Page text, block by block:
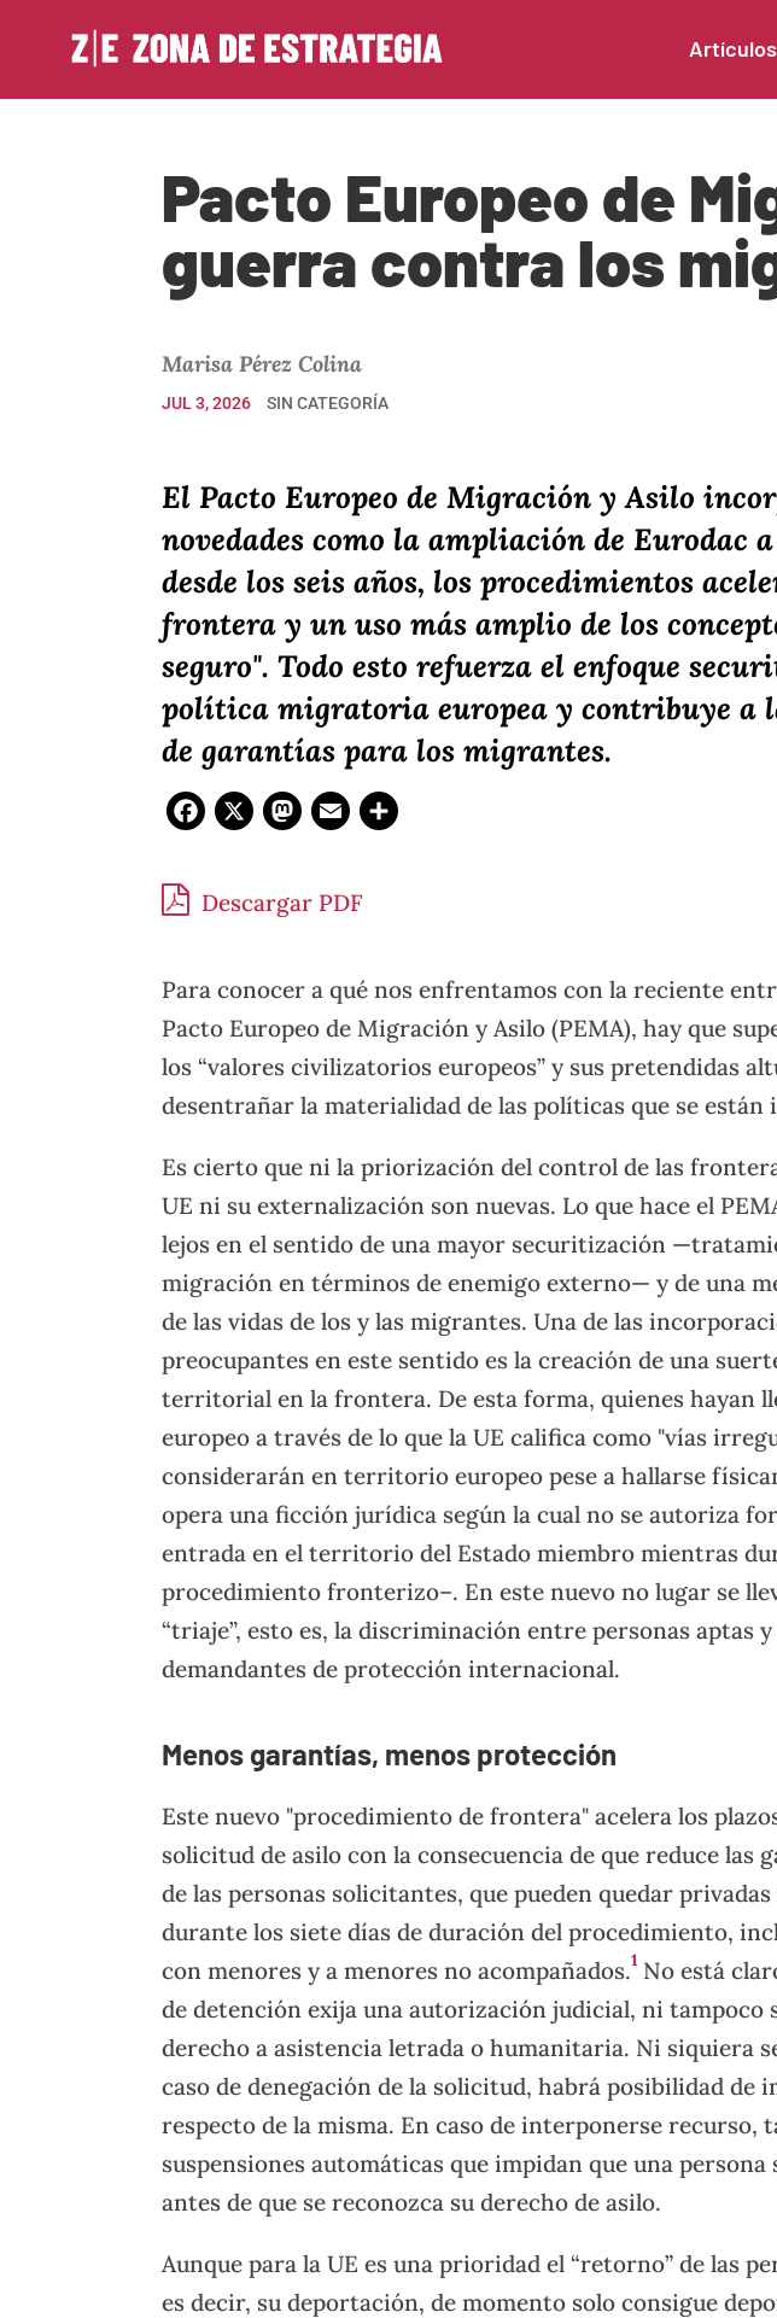
Artículos
Pacto Europeo de
guerra contra los
Marisa Pérez Colina
JUL 3, 2026 SIN CATEGORÍA
El Pacto Europeo de Migración y Asilo
novedades como la ampliación de Eurodac
desde los seis años, los procedimientos
frontera y un uso más amplio de los
seguro". Todo esto refuerza el enfoque
política migratoria europea y contribuye a
de garantías para los migrantes.
Facebook
X Mastodon
Email
Descargar PDF
Para conocer a qué nos enfrentamos con la reciente
Pacto Europeo de Migración y Asilo (PEMA), hay que
los “valores civilizatorios europeos” y sus pretendidas
desentrañar la materialidad de las políticas que se están
Es cierto que ni la priorización del control de las
UE ni su externalización son nuevas. Lo que hace el
lejos en el sentido de una mayor securitización
migración en términos de enemigo externo— y de una
de las vidas de los y las migrantes. Una de las
preocupantes en este sentido es la creación de una
territorial en la frontera. De esta forma, quienes hayan
europeo a través de lo que la UE califica como "vías
considerarán en territorio europeo pese a hallarse
opera una ficción jurídica según la cual no se autoriza
entrada en el territorio del Estado miembro mientras
procedimiento fronterizo–. En este nuevo no lugar se
“triaje”, esto es, la discriminación entre personas aptas
demandantes de protección internacional.
Menos garantías, menos protección
Este nuevo "procedimiento de frontera" acelera los
solicitud de asilo con la consecuencia de que reduce las
de las personas solicitantes, que pueden quedar
durante los siete días de duración del procedimiento,
con menores y a menores no acompañados.1 No está
de detención exija una autorización judicial, ni tampoco
derecho a asistencia letrada o humanitaria. Ni siquiera
caso de denegación de la solicitud, habrá posibilidad de
respecto de la misma. En caso de interponerse recurso,
suspensiones automáticas que impidan que una persona
antes de que se reconozca su derecho de asilo.
Aunque para la UE es una prioridad el “retorno” de las
es decir, su deportación, de momento solo consigue